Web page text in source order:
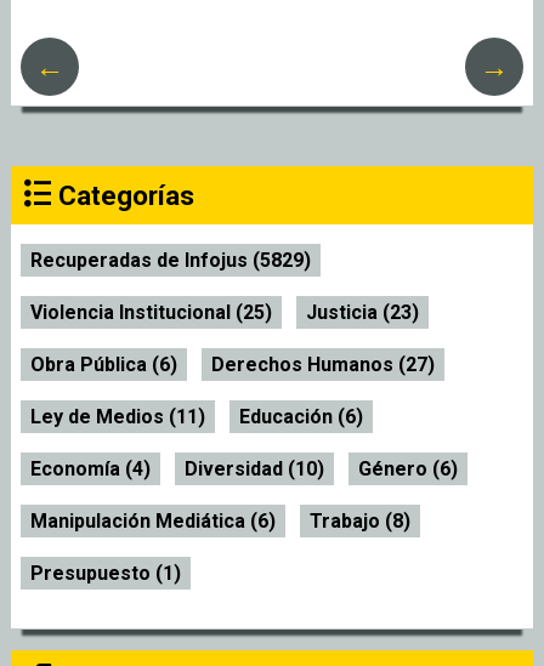
→
←
Categorías
Recuperadas de Infojus (5829)
Violencia Institucional (25) Justicia (23)
Obra Pública (6) Derechos Humanos (27)
Ley de Medios (11) Educación (6)
Economía (4) Diversidad (10) Género (6)
Manipulación Mediática (6) Trabajo (8)
Presupuesto (1)